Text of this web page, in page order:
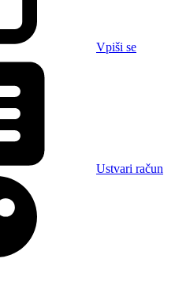
Vpiši se
Ustvari račun